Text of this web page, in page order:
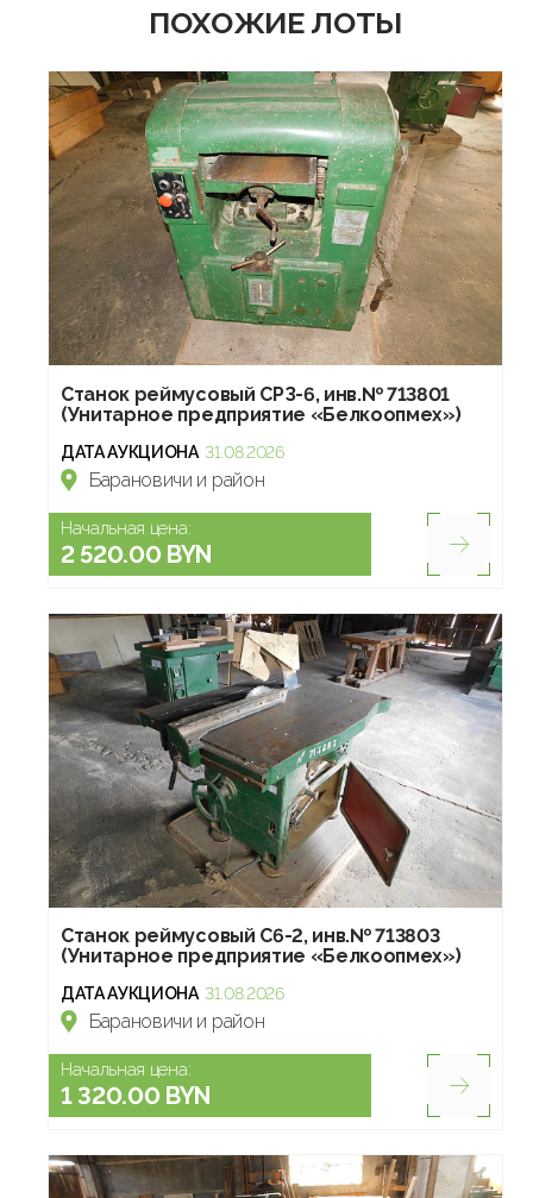
ПОХОЖИЕ ЛОТЫ
Станок реймусовый СРЗ-6, инв.№ 713801
(Унитарное предприятие «Белкоопмех»)
ДАТА АУКЦИОНА 31.08.2026
Барановичи и район
Начальная цена:
2 520.00 BYN
Станок реймусовый С6-2, инв.№ 713803
(Унитарное предприятие «Белкоопмех»)
ДАТА АУКЦИОНА 31.08.2026
Барановичи и район
Начальная цена:
1 320.00 BYN